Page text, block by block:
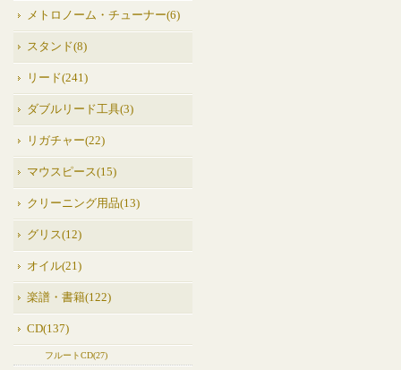
メトロノーム・チューナー(6)
スタンド(8)
リード(241)
ダブルリード工具(3)
リガチャー(22)
マウスピース(15)
クリーニング用品(13)
グリス(12)
オイル(21)
楽譜・書籍(122)
CD(137)
フルートCD(27)